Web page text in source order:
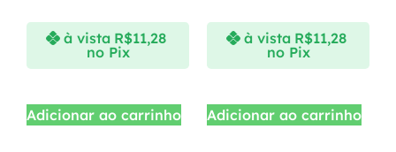
à vista R$11,28
no Pix
Adicionar ao carrinho
à vista R$11,28
no Pix
Adicionar ao carrinho